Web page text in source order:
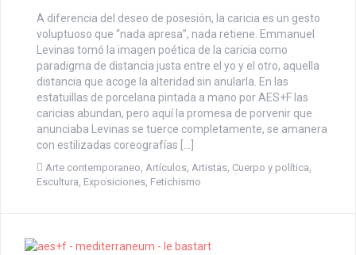
A diferencia del deseo de posesión, la caricia es un gesto
voluptuoso que “nada apresa”, nada retiene. Emmanuel
Levinas tomó la imagen poética de la caricia como
paradigma de distancia justa entre el yo y el otro, aquella
distancia que acoge la alteridad sin anularla. En las
estatuillas de porcelana pintada a mano por AES+F las
caricias abundan, pero aquí la promesa de porvenir que
anunciaba Levinas se tuerce completamente, se amanera
con estilizadas coreografías […]
Arte contemporaneo, Artículos, Artistas, Cuerpo y política,
Escultura, Exposiciones, Fetichismo